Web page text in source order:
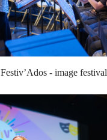
Festiv’Ados - image festival